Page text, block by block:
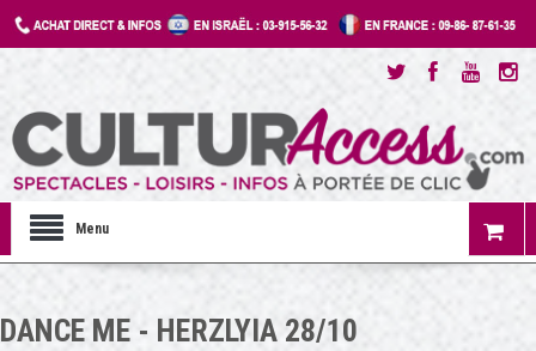
Menu
DANCE ME - HERZLYIA 28/10